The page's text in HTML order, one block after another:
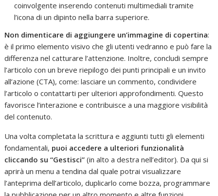
coinvolgente inserendo contenuti multimediali tramite
l’icona di un dipinto nella barra superiore.
Non dimenticare di aggiungere un’immagine di copertina:
è il primo elemento visivo che gli utenti vedranno e può fare la
differenza nel catturare l’attenzione. Inoltre, concludi sempre
l’articolo con un breve riepilogo dei punti principali e un invito
all’azione (CTA), come: lasciare un commento, condividere
l’articolo o contattarti per ulteriori approfondimenti. Questo
favorisce l’interazione e contribuisce a una maggiore visibilità
del contenuto.
Una volta completata la scrittura e aggiunti tutti gli elementi
fondamentali, puoi accedere a ulteriori funzionalità
cliccando su “Gestisci” (in alto a destra nell’editor). Da qui si
aprirà un menu a tendina dal quale potrai visualizzare
l’anteprima dell’articolo, duplicarlo come bozza, programmare